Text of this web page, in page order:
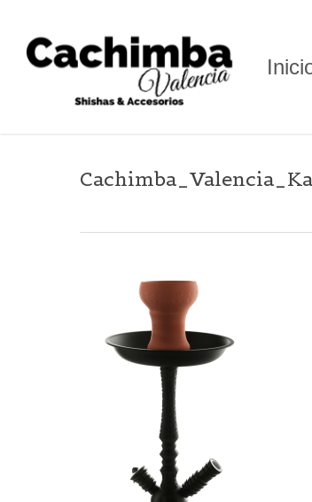
main